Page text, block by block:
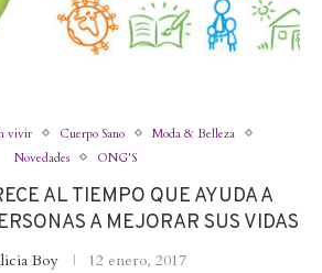
vivir Cuerpo Sano
Moda & Belleza
Novedades
ONG'S
AL TIEMPO QUE AYUDA A
A MEJORAR SUS VIDAS
Boy 12 enero, 2017